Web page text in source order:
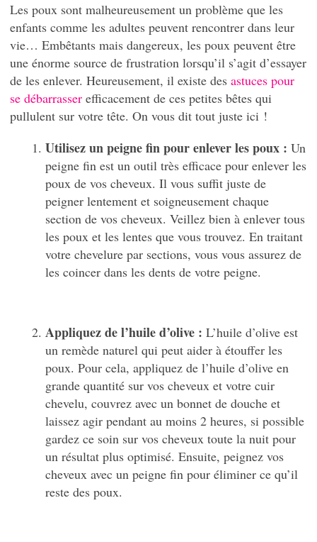
Les poux sont malheureusement un problème que les
enfants comme les adultes peuvent rencontrer dans leur
vie… Embêtants mais dangereux, les poux peuvent être
une énorme source de frustration lorsqu’il s’agit d’essayer
de les enlever. Heureusement, il existe des astuces pour
se débarrasser efficacement de ces petites bêtes qui
pullulent sur votre tête. On vous dit tout juste ici !
Utilisez un peigne fin pour enlever les poux : Un
peigne fin est un outil très efficace pour enlever les
poux de vos cheveux. Il vous suffit juste de
peigner lentement et soigneusement chaque
section de vos cheveux. Veillez bien à enlever tous
les poux et les lentes que vous trouvez. En traitant
votre chevelure par sections, vous vous assurez de
les coincer dans les dents de votre peigne.
Appliquez de l’huile d’olive : L’huile d’olive est
un remède naturel qui peut aider à étouffer les
poux. Pour cela, appliquez de l’huile d’olive en
grande quantité sur vos cheveux et votre cuir
chevelu, couvrez avec un bonnet de douche et
laissez agir pendant au moins 2 heures, si possible
gardez ce soin sur vos cheveux toute la nuit pour
un résultat plus optimisé. Ensuite, peignez vos
cheveux avec un peigne fin pour éliminer ce qu’il
reste des poux.